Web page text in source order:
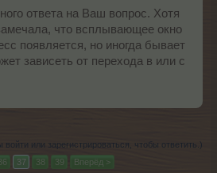
ответа на Ваш вопрос. Хотя
что всплывающее окно
появляется, но иногда бывает
зависеть от перехода в или с
или зарегистрироваться, чтобы ответить.)
37 38 39 Вперёд >